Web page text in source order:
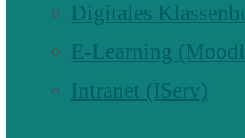
Digitales
E-Learning
Intranet (IServ)